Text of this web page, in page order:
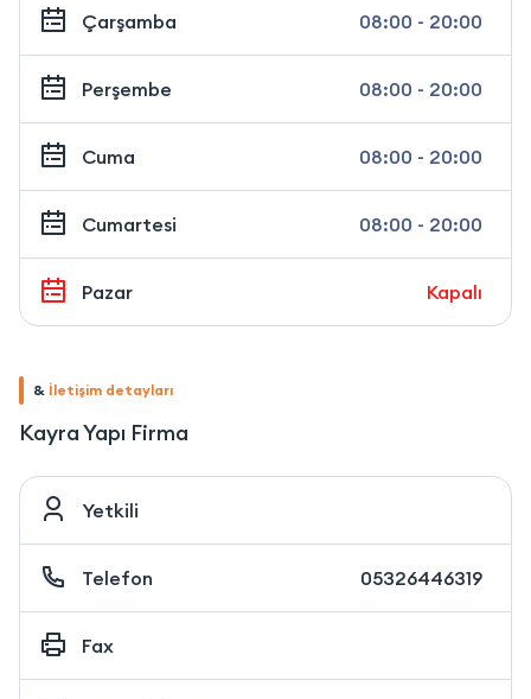
Çarşamba 08:00 - 20:00
Perşembe 08:00 - 20:00
Cuma 08:00 - 20:00
Cumartesi 08:00 - 20:00
Pazar Kapalı
& İletişim detayları
Kayra Yapı Firma
Yetkili
Telefon 05326446319
Fax